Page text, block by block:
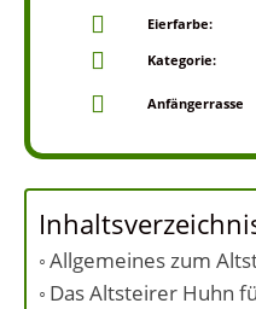
Eierfarbe:
Kategorie:
Anfängerrasse
Allgemeines zum
Das Altsteirer Huhn